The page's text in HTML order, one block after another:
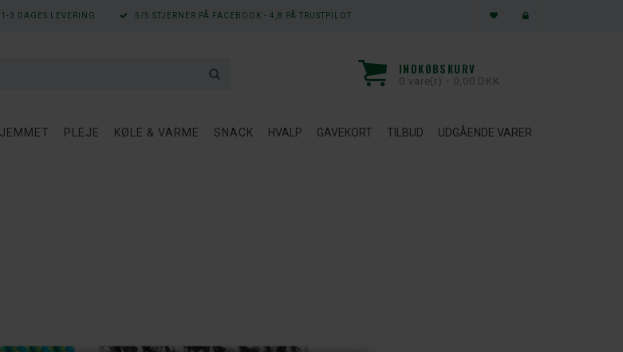
1-3 DAGES LEVERING 5/5 STJERNER PÅ FACEBOOK - 4,8 PÅ TRUSTPILOT
INDKØBSKURV
0 vare(r) - 0,00 DKK
PLEJE KØLE & VARME SNACK HVALP GAVEKORT TILBUD UDGÅENDE VARER